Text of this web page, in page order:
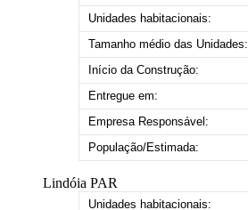
Unidades habitacionais:
Tamanho médio das Unidades:
Início da Construção:
Entregue em:
Empresa Responsável:
População/Estimada:
Lindóia PAR
Unidades habitacionais: